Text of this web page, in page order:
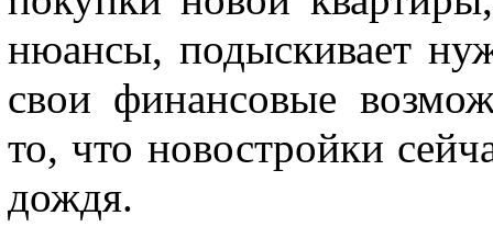
нюансы, подыскивает
свои финансовые
то, что новостройки
дождя.